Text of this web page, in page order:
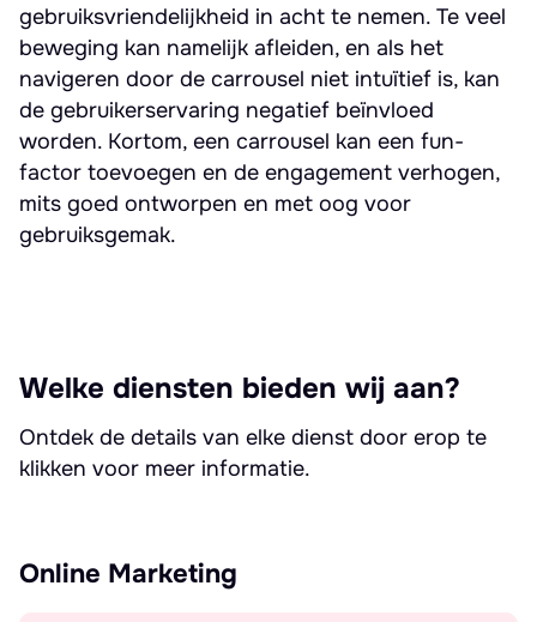
gebruiksvriendelijkheid in acht te nemen. Te veel
beweging kan namelijk afleiden, en als het
navigeren door de carrousel niet intuïtief is, kan
de gebruikerservaring negatief beïnvloed
worden. Kortom, een carrousel kan een fun-
factor toevoegen en de engagement verhogen,
mits goed ontworpen en met oog voor
gebruiksgemak.
Welke diensten bieden wij aan?
Ontdek de details van elke dienst door erop te
klikken voor meer informatie.
Online Marketing